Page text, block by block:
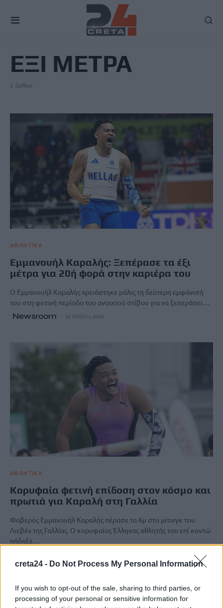
creta24 - Do Not Process My Personal Information
If you wish to opt-out of the sale, sharing to third parties, or
processing of your personal or sensitive information for
ΕΞΙ ΜΕΤΡΑ
2 άρθρα
ΑΘΛΗΤΙΚΑ
Εμμανουήλ Καραλής: Ξεπέρασε τα έξι
μέτρα για 20ή φορά στην καριέρα του
Ο Εμμανουήλ Καραλής χρειάστηκε μόλις τη δεύτερη εμφάνισή
του στη φετινή περίοδο του ανοιχτού στίβου για να ξεπεράσει…
Newsroom 29 Μαΐου, 2026
ΑΘΛΗΤΙΚΑ
Κορυφαία φετινή επίδοση στον κόσμο και
πρωτιά για Καραλή στη Γαλλία
Φοβερός Εμμανουήλ Καραλής πέρασε τα 6μ στο μίτινγκ του
Λιεβέν της Γαλλίας. O κορυφαίος Έλληνας αθλητής του επί κοντώ
πήδηξε…
ΡΟΗ ΕΙΔΗΣΕΩΝ